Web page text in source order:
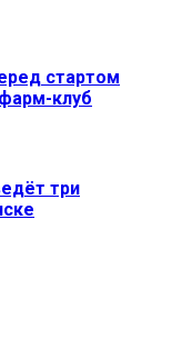
стартом
клуб
три